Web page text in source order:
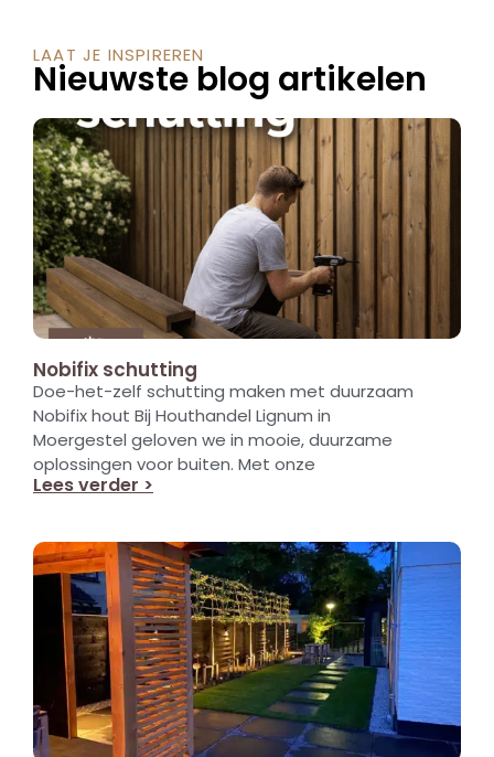
LAAT JE INSPIREREN
Nieuwste blog artikelen
Nobifix schutting
Doe-het-zelf schutting maken met duurzaam
Nobifix hout Bij Houthandel Lignum in
Moergestel geloven we in mooie, duurzame
oplossingen voor buiten. Met onze
Lees verder >